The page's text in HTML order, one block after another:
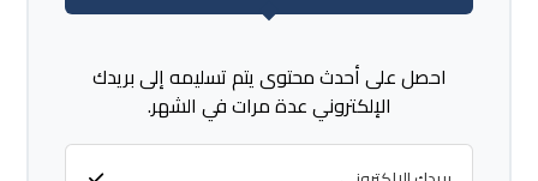
احصل على أحدث محتوى يتم تسليمه إلى بريدك
الإلكتروني عدة مرات في الشهر.